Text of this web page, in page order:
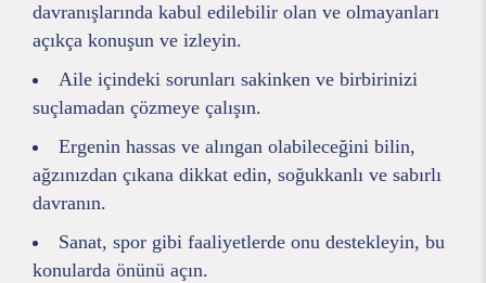
davranışlarında kabul edilebilir olan ve olmayanları
açıkça konuşun ve izleyin.
Aile içindeki sorunları sakinken ve birbirinizi
suçlamadan çözmeye çalışın.
Ergenin hassas ve alıngan olabileceğini bilin,
ağzınızdan çıkana dikkat edin, soğukkanlı ve sabırlı
davranın.
Sanat, spor gibi faaliyetlerde onu destekleyin, bu
konularda önünü açın.